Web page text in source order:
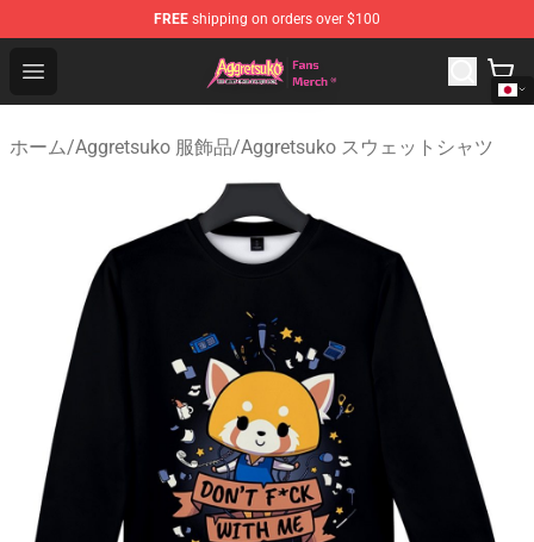
FREE shipping on orders over $100
Open menu
Aggretsuko Store - Official Aggretsuko Merchandise
ホーム/Aggretsuko 服飾品/Aggretsuko スウェットシャツ